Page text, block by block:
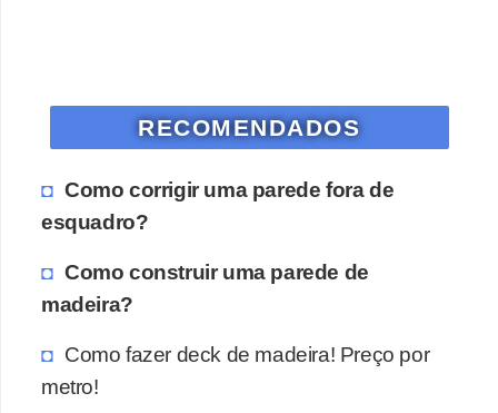
RECOMENDADOS
Como corrigir uma parede fora de
esquadro?
Como construir uma parede de
madeira?
Como fazer deck de madeira! Preço por
metro!